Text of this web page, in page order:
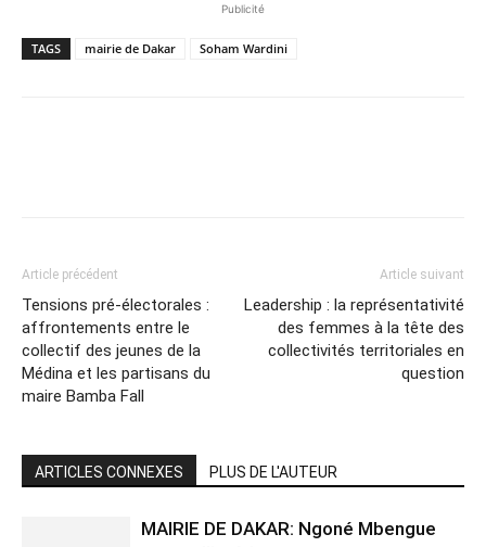
Publicité
TAGS mairie de Dakar Soham Wardini
Article précédent
Tensions pré-électorales :
affrontements entre le
collectif des jeunes de la
Médina et les partisans du
maire Bamba Fall
Article suivant
Leadership : la représentativité
des femmes à la tête des
collectivités territoriales en
question
ARTICLES CONNEXES PLUS DE L'AUTEUR
MAIRIE DE DAKAR: Ngoné Mbengue